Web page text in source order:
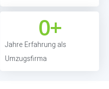
Jahre Erfahrung als
Umzugsfirma
0+